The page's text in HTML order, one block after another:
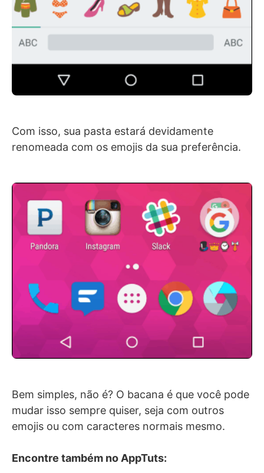
Com isso, sua pasta estará devidamente
renomeada com os emojis da sua preferência.
Bem simples, não é? O bacana é que você pode
mudar isso sempre quiser, seja com outros
emojis ou com caracteres normais mesmo.
Encontre também no AppTuts: